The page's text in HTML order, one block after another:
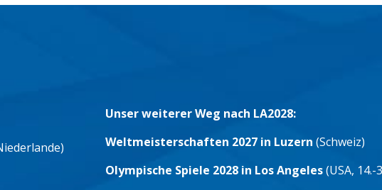
Unser weiterer Weg nach LA2028:
Weltmeisterschaften 2027 in Luzern (Schweiz)
Olympische Spiele 2028 in Los Angeles(USA, 14.-